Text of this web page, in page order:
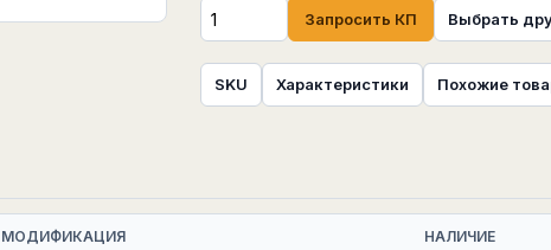
Запросить КП Выбрать
SKU Характеристики Похожие
МОДИФИКАЦИЯ НАЛИЧИЕ